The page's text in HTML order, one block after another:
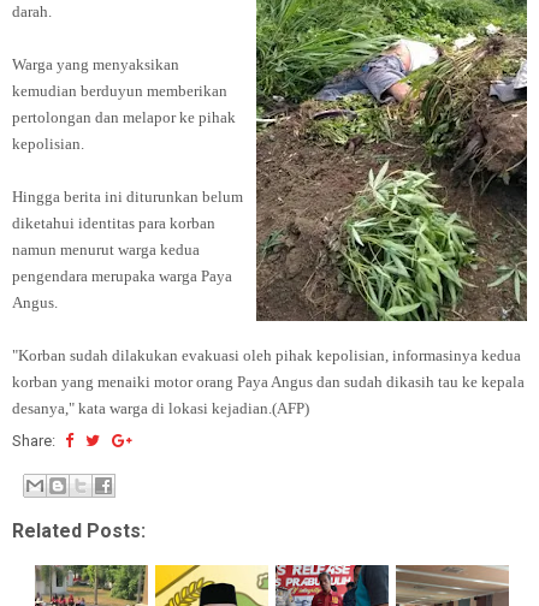
darah.
Warga yang menyaksikan
kemudian berduyun memberikan
pertolongan dan melapor ke pihak
kepolisian.
Hingga berita ini diturunkan belum
diketahui identitas para korban
namun menurut warga kedua
pengendara merupaka warga Paya
Angus.
"Korban sudah dilakukan evakuasi oleh pihak kepolisian, informasinya kedua
korban yang menaiki motor orang Paya Angus dan sudah dikasih tau ke kepala
desanya," kata warga di lokasi kejadian.(AFP)
Share:
Related Posts: